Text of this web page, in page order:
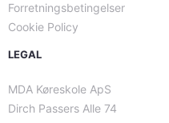
Forretningsbetingelser
Cookie Policy
LEGAL
MDA Køreskole ApS
Dirch Passers Alle 74